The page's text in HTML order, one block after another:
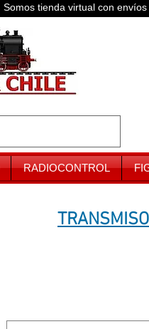
Somos tienda virtual con
RADIOCONTROL